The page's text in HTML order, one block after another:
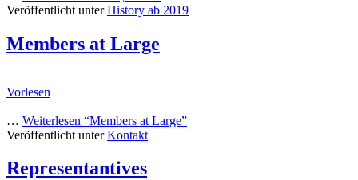
Veröffentlicht unter History ab 2019
Members at Large
Vorlesen
… Weiterlesen “Members at Large”
Veröffentlicht unter Kontakt
Representantives